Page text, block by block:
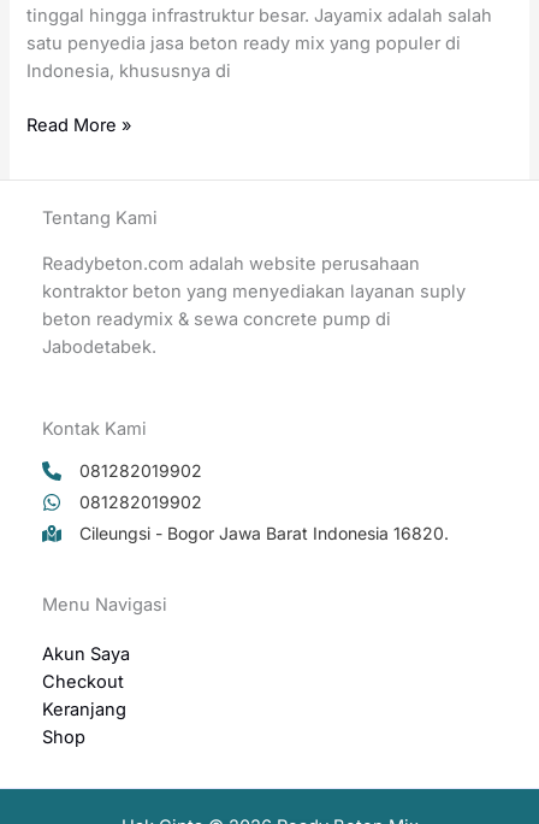
tinggal hingga infrastruktur besar. Jayamix adalah salah
satu penyedia jasa beton ready mix yang populer di
Indonesia, khususnya di
Harga
per
Meter
Read More »
Tentang Kami
Readybeton.com adalah website perusahaan
kontraktor beton yang menyediakan layanan suply
beton readymix & sewa concrete pump di
Jabodetabek.
Kontak Kami
081282019902
081282019902
Cileungsi - Bogor Jawa Barat Indonesia 16820.
Menu Navigasi
Akun Saya
Checkout
Keranjang
Shop